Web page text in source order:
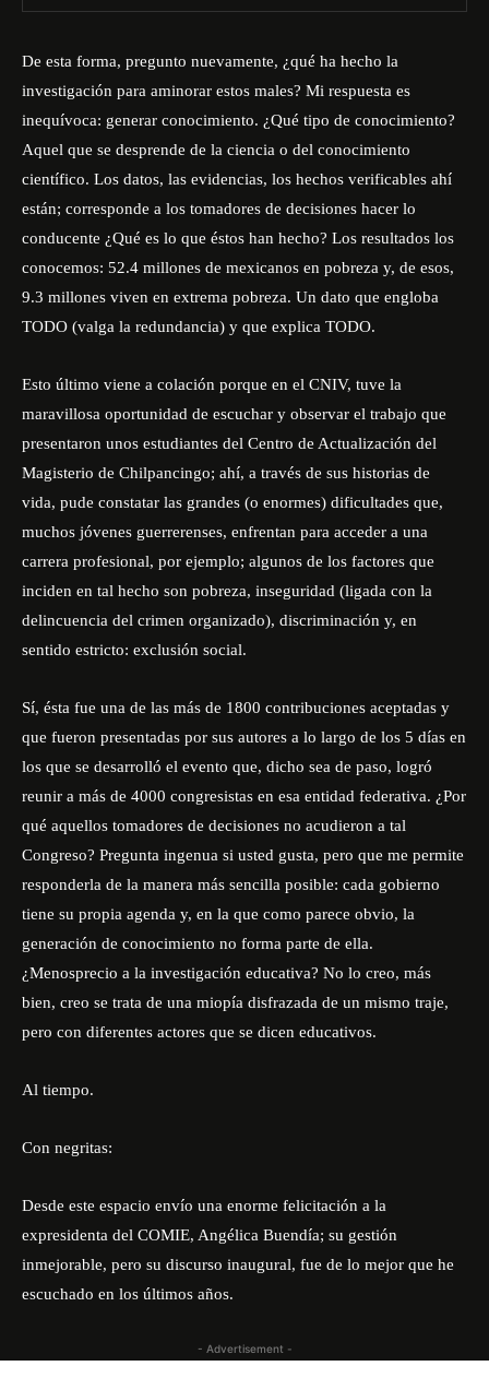
De esta forma, pregunto nuevamente, ¿qué ha hecho la
investigación para aminorar estos males? Mi respuesta es
inequívoca: generar conocimiento. ¿Qué tipo de conocimiento?
Aquel que se desprende de la ciencia o del conocimiento
científico. Los datos, las evidencias, los hechos verificables ahí
están; corresponde a los tomadores de decisiones hacer lo
conducente ¿Qué es lo que éstos han hecho? Los resultados los
conocemos: 52.4 millones de mexicanos en pobreza y, de esos,
9.3 millones viven en extrema pobreza. Un dato que engloba
TODO (valga la redundancia) y que explica TODO.
Esto último viene a colación porque en el CNIV, tuve la
maravillosa oportunidad de escuchar y observar el trabajo que
presentaron unos estudiantes del Centro de Actualización del
Magisterio de Chilpancingo; ahí, a través de sus historias de
vida, pude constatar las grandes (o enormes) dificultades que,
muchos jóvenes guerrerenses, enfrentan para acceder a una
carrera profesional, por ejemplo; algunos de los factores que
inciden en tal hecho son pobreza, inseguridad (ligada con la
delincuencia del crimen organizado), discriminación y, en
sentido estricto: exclusión social.
Sí, ésta fue una de las más de 1800 contribuciones aceptadas y
que fueron presentadas por sus autores a lo largo de los 5 días en
los que se desarrolló el evento que, dicho sea de paso, logró
reunir a más de 4000 congresistas en esa entidad federativa. ¿Por
qué aquellos tomadores de decisiones no acudieron a tal
Congreso? Pregunta ingenua si usted gusta, pero que me permite
responderla de la manera más sencilla posible: cada gobierno
tiene su propia agenda y, en la que como parece obvio, la
generación de conocimiento no forma parte de ella.
¿Menosprecio a la investigación educativa? No lo creo, más
bien, creo se trata de una miopía disfrazada de un mismo traje,
pero con diferentes actores que se dicen educativos.
Al tiempo.
Con negritas:
Desde este espacio envío una enorme felicitación a la
expresidenta del COMIE, Angélica Buendía; su gestión
inmejorable, pero su discurso inaugural, fue de lo mejor que he
escuchado en los últimos años.
- Advertisement -